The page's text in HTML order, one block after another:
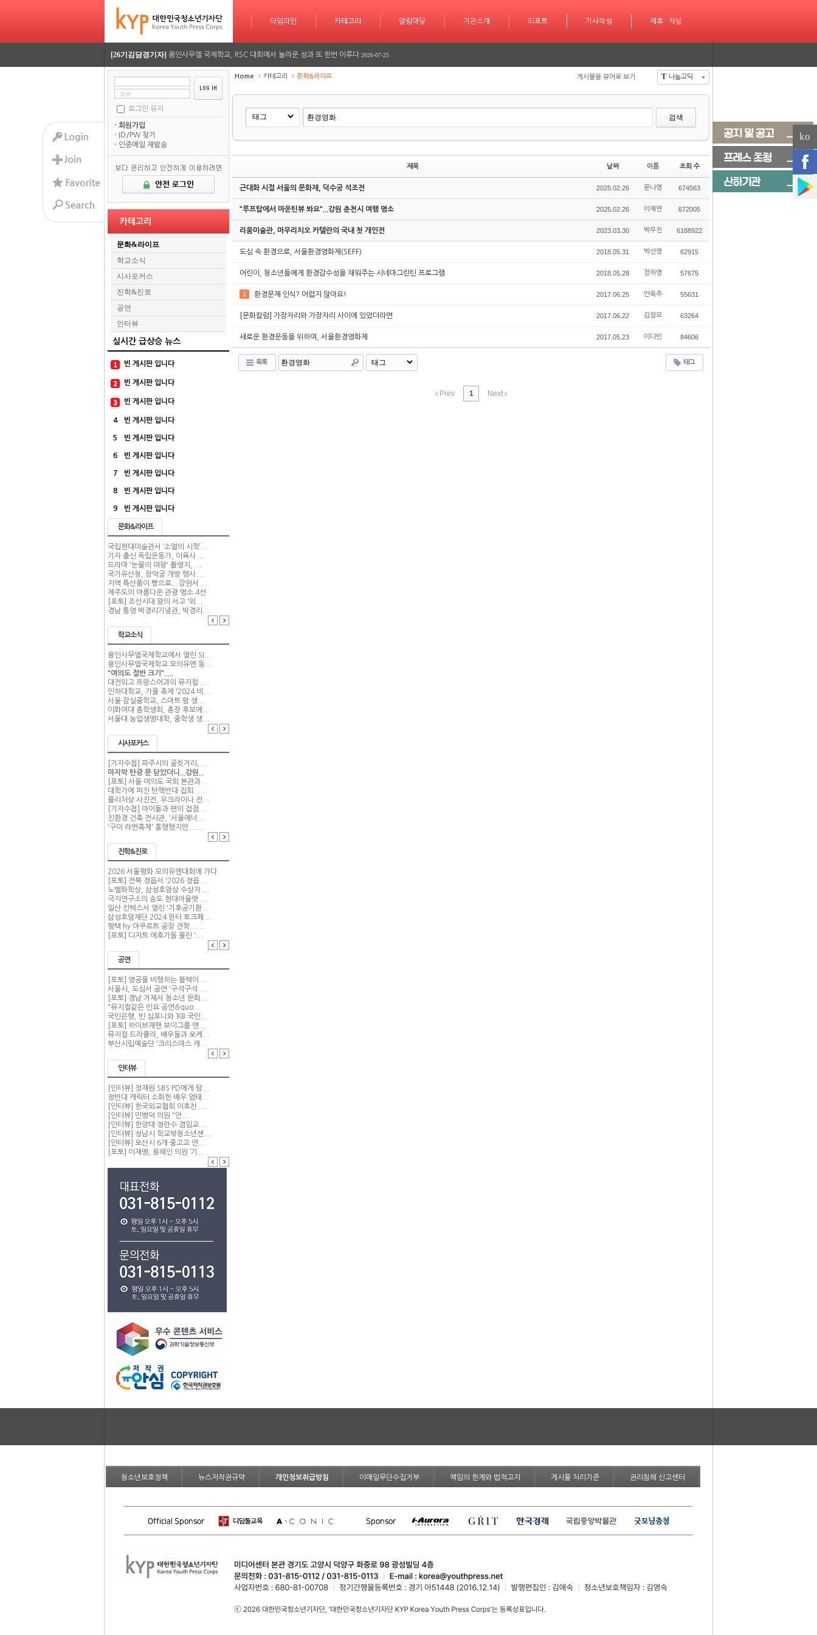
타임라인
타임라인 카테고리
카테고리 알림마당
알림마당 기관소개
기관소개 리포트
리포트 기사작성
기사작성 제휴 · 채널
제휴 · 채널
[26기정재훈기자] AI가 짜주는 맞춤형 방학 시간표…학습 계획도 인공지능 시대 2026-07-30
[26기이율관기자] 수업 시간 덮친 화재, 동탄 학원가 긴급 대피 소동 2026-07-08
[26기김담경기자] 2026 서울평화 모의유엔대회에 가다 2026-06-26
[26기김담경기자] 2026 서울평화 모의유엔대회에 가다 2026-06-25
[26기정재훈기자]
[26기김담경기자] 용인사무엘 국제학교, RSC 대회에서 놀라운 성과 또 한번 이루다
[26기이율관기자] 수업 시간 덮친 화재, 동탄 학원가 긴급 대피 소동 2026-07-08
[26기김담경기자]
[26기김담경기자] 2026 서울평화 모의유엔대회에 가다 2026-06-25
로그인 유지
회원가입
ID/PW 찾기
인증메일 재발송
카테고리
문화&라이프
학교소식
시사포커스
진학&진로
공연
인터뷰
실시간 급상승 뉴스
빈 게시판 입니다
빈 게시판 입니다
빈 게시판 입니다
4 빈 게시판 입니다
5 빈 게시판 입니다
6 빈 게시판 입니다
7 빈 게시판 입니다
8 빈 게시판 입니다
9 빈 게시판 입니다
문화&라이프
국립현대미술관서 ‘소멸의 시학’...
기자 출신 독립운동가, 이육사 ...
드라마 '눈물의 여왕' 촬영지, ...
국가유산청, 창덕궁 개방 행사 ...
지역 특산품이 빵으로...강원서 ...
제주도의 아름다운 관광 명소 4선
[포토] 조선시대 왕의 서고 '외...
경남 통영 박경리기념관, 박경리...
학교소식
용인사무엘국제학교에서 열린 SI...
용인사무엘국제학교 모의유엔 동...
"여의도 절반 크기".....
대전외고 프랑스어과의 뮤지컬 ...
인하대학교, 가을 축제 '2024 비...
서울 잠실중학교, 스마트 팜 생...
이화여대 총학생회, 총장 후보에...
서울대 농업생명대학, 중학생 생...
시사포커스
[기자수첩] 파주시의 골칫거리, ...
마지막 탄광 문 닫았더니...강원...
[포토] 서울 여의도 국회 본관과...
대학가에 퍼진 탄핵반대 집회......
퓰리처상 사진전, 우크라이나 전...
[기자수첩] 아이돌과 팬의 접점...
친환경 건축 전시관, '서울에너...
'구미 라면축제' 흥행했지만......
진학&진로
2026 서울평화 모의유엔대회에 가다
[포토] 전북 정읍서 '2026 정읍...
노벨화학상, 삼성호암상 수상자 ...
극지연구소의 송도 현대아울렛 ...
일산 킨텍스서 열린 '기후공기환...
삼성호암재단 2024 윈터 토크페...
평택 hy 야쿠르트 공장 견학......
[포토] 디저트 애호가들 몰린 '...
공연
[포토] 영공을 비행하는 블랙이...
서울시, 도심서 공연 '구석구석 ...
[포토] 경남 거제서 청소년 문화...
"뮤지컬같은 민요 공연&quo...
국민은행, 빈 심포니와 ‘KB 국민...
[포토] 하이브재팬 보이그룹 앤...
뮤지컬 드라큘라, 배우들과 오케...
부산시립예술단 '크리스마스 캐...
인터뷰
[인터뷰] 정재원 SBS PD에게 탐...
정반대 캐릭터 소화한 배우 엄태...
[인터뷰] 한국외교협회 이호찬 ...
[인터뷰] 민병덕 의원 "안...
[인터뷰] 한양대 정란수 겸임교...
[인터뷰] 성남시 학교밖청소년센...
[인터뷰] 오산시 6개 중고교 연...
[포토] 이재명, 용혜인 의원 ‘기...
Home 카테고리 문화&라이프 T 나눔고딕
게시물을 뷰어로 보기
검색
제목 날짜 이름 조회 수
근대화 시절 서울의 문화재, 덕수궁 석조전 2025.02.26 문나영 674563
"루프탑에서 마운틴뷰 봐요"...강원 춘천시 여행 명소 2025.02.26 이채연 672005
리움미술관, 마우리치오 카텔란의 국내 첫 개인전 2023.03.30 박우진 6188922
도심 속 환경으로, 서울환경영화제(SEFF) 2018.05.31 박선영 62915
어린이, 청소년들에게 환경감수성을 채워주는 시네마그린틴 프로그램 2018.05.28 정하영 57675
환경문제 인식? 어렵지 않아요!
1 2017.06.25 안옥주 55631
[문화칼럼] 가장자리와 가장자리 사이에 있었더라면 2017.06.22 김정모 63264
새로운 환경운동을 위하여, 서울환경영화제 2017.05.23 이다빈 84606
목록 태그
Prev 1 Next
청소년보호정책 뉴스저작권규약 개인정보취급방침 이메일무단수집거부 책임의 한계와 법적고지 게시물 처리기준 권리침해 신고센터
ko
Sketchbook5, 스케치북5
Sketchbook5, 스케치북5
Sketchbook5, 스케치북5
Sketchbook5, 스케치북5